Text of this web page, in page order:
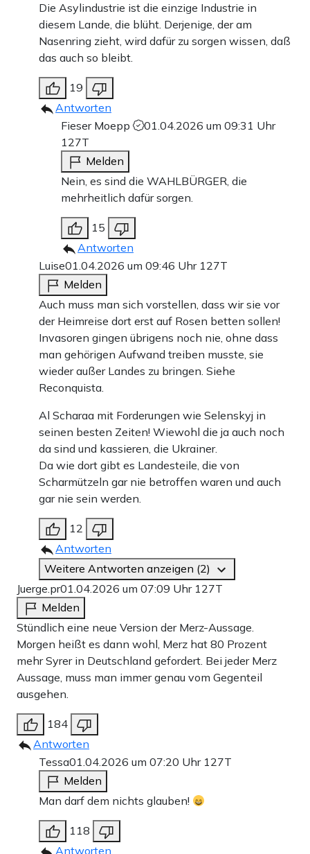
Die Asylindustrie ist die einzige Industrie in
diesem Lande, die blüht. Derjenige, der am
Nasenring zieht, wird dafür zu sorgen wissen, daß
das auch so bleibt.
19
Antworten
Fieser Moepp
01.04.2026 um 09:31 Uhr
127T
Melden
Nein, es sind die WAHLBÜRGER, die
mehrheitlich dafür sorgen.
15
Antworten
Luise01.04.2026 um 09:46 Uhr 127T
Melden
Auch muss man sich vorstellen, dass wir sie vor
der Heimreise dort erst auf Rosen betten sollen!
Invasoren gingen übrigens noch nie, ohne dass
man gehörigen Aufwand treiben musste, sie
wieder außer Landes zu bringen. Siehe
Reconquista.
Al Scharaa mit Forderungen wie Selenskyj in
seinen besten Zeiten! Wiewohl die ja auch noch
da sind und kassieren, die Ukrainer.
Da wie dort gibt es Landesteile, die von
Scharmützeln gar nie betroffen waren und auch
gar nie sein werden.
12
Antworten
Weitere Antworten anzeigen (2)
Juerge.pr01.04.2026 um 07:09 Uhr 127T
Melden
Stündlich eine neue Version der Merz-Aussage.
Morgen heißt es dann wohl, Merz hat 80 Prozent
mehr Syrer in Deutschland gefordert. Bei jeder Merz
Aussage, muss man immer genau vom Gegenteil
ausgehen.
184
Antworten
Tessa01.04.2026 um 07:20 Uhr 127T
Melden
Man darf dem nichts glauben!
118
Antworten